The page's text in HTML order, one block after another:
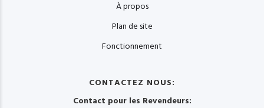
À propos
Plan de site
Fonctionnement
CONTACTEZ NOUS:
Contact pour les Revendeurs: